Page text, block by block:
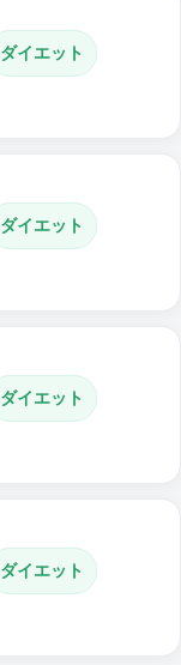
ダイエット
ダイエット
ダイエット
ダイエット